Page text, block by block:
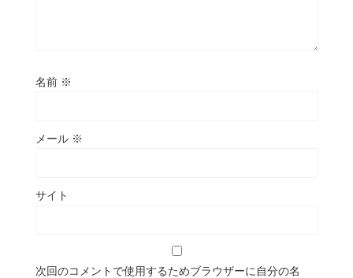
名前 ※
メール ※
サイト
次回のコメントで使用するためブラウザーに自分の名